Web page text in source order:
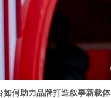
如何助力品牌打造叙事新载体